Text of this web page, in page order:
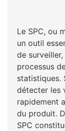
Le SPC, ou
un outil
de
processus
statistiques.
détecter les
rapidement
du produit.
SPC